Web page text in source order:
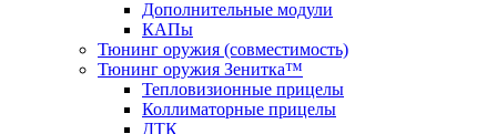
Дополнительные модули
КАПы
Тюнинг оружия (совместимость)
Тюнинг оружия Зенитка™
Тепловизионные прицелы
Коллиматорные прицелы
ДТК